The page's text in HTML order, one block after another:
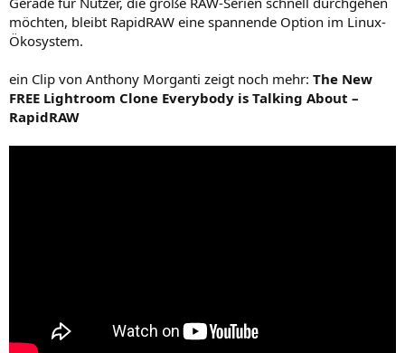
möchten, bleibt RapidRAW eine spannende Option im Linux-
Ökosystem.
ein Clip von Anthony Morganti zeigt noch mehr: The New
FREE Lightroom Clone Everybody is Talking About –
RapidRAW